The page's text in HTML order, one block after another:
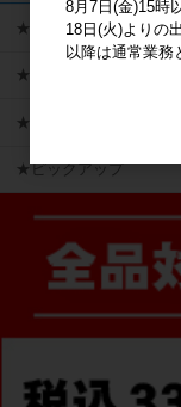
★キャラクターグッズ
★新商品
★かえるのピクルス ラ
★ピックアップ
8月7日(金)15時
18日(火)よりの
以降は通常業務